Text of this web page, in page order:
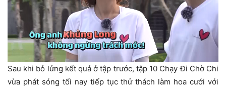
Sau khi bỏ lửng kết quả ở tập trước, tập 10 Chạy Đi Chờ Chi
vừa phát sóng tối nay tiếp tục thử thách làm hoa cưới với